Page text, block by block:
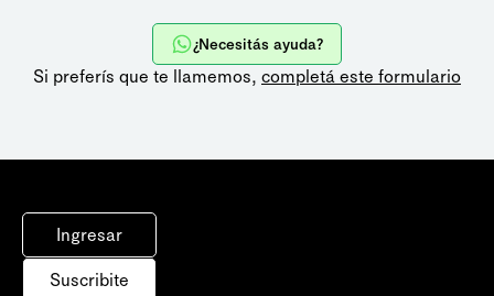
¿Necesitás ayuda?
Si preferís que te llamemos, completá este formulario
Ingresar
Suscribite